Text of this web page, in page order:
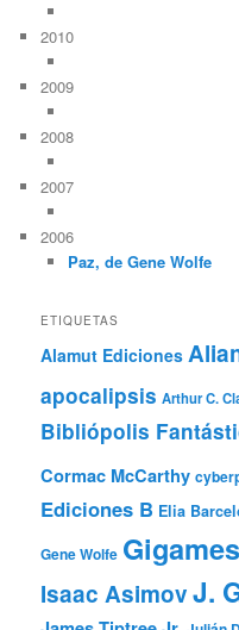
2010
2009
2008
2007
2006
Paz, de Gene Wolfe
ETIQUETAS
Alamut Ediciones
apocalipsis Arthur C.
Bibliópolis
Cormac McCarthy
Ediciones B Elia
Gene Wolfe
Isaac AsimovJ.